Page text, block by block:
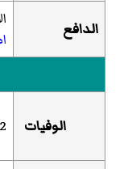
الدافع
الوفيات